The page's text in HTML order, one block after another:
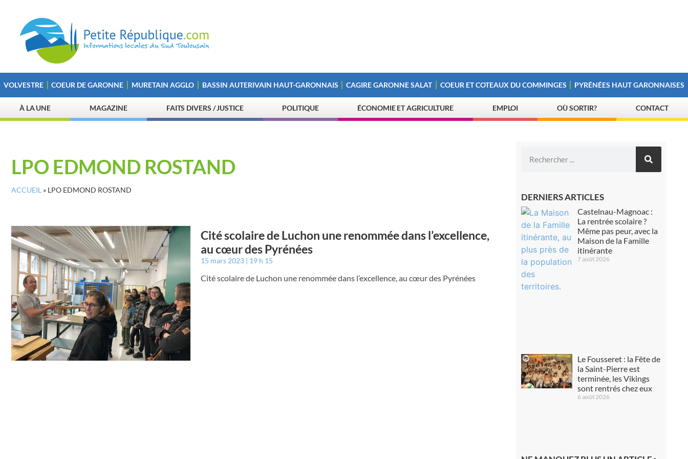
VOLVESTRE COEUR DE GARONNE MURETAIN AGGLO BASSIN AUTERIVAIN HAUT-GARONNAIS CAGIRE GARONNE SALAT COEUR ET COTEAUX DU COMMINGES PYRÉNÉES HAUT GARONNAISES
À LA UNE MAGAZINE FAITS DIVERS / JUSTICE POLITIQUE ÉCONOMIE ET AGRICULTURE EMPLOI OÙ SORTIR? CONTACT
LPO EDMOND ROSTAND
ACCUEIL » LPO EDMOND ROSTAND
Cité scolaire de Luchon une renommée dans l’excellence,
au cœur des Pyrénées
15 mars 2023 19 h 15
Cité scolaire de Luchon une renommée dans l’excellence, au cœur des Pyrénées
DERNIERS ARTICLES
Castelnau-Magnoac :
La rentrée scolaire ?
Même pas peur, avec la
Maison de la Famille
itinérante
7 août 2026
Le Fousseret : la Fête de
la Saint-Pierre est
terminée, les Vikings
sont rentrés chez eux
6 août 2026